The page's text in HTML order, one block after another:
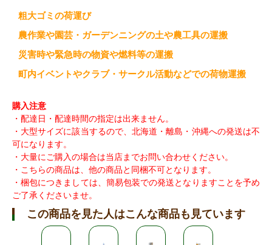
粗大ゴミの荷運び
農作業や園芸・ガーデンニングの土や農工具の運搬
災害時や緊急時の物資や燃料等の運搬
町内イベントやクラブ・サークル活動などでの荷物運搬
購入注意
・配達日・配達時間の指定は出来ません。
・大型サイズに該当するので、北海道・離島・沖縄への発送は不
可になります。
・大量にご購入の場合は当店までお問い合わせください。
・こちらの商品は、他の商品と同梱不可となります。
・梱包につきましては、簡易包装での発送となりますことを予め
ご了承くださいませ。
この商品を見た人はこんな商品も見ています